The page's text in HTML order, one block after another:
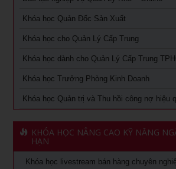
Khóa học livestream bán hàng chuyên
Cách đăng bán hàng trên Facebook hiệu
Khóa học Digital Marketing dành cho
Khoá học Kinh Doanh online chuyên
Khóa học Quản trị và Thu hồi công nợ
Chiến lược nguồn nhân lực trong thời kỳ
Kỹ Năng Lãnh Đạo Cao Cấp
khóa học kaizen 5s – hiểu đúng và làm
Khóa học Quản trị mua hàng
Khóa học Quản Đốc Sản Xuất
Khóa học cho Quản Lý Cấp Trung
Khóa học dành cho Quản Lý Cấp Trung
Khóa học Trưởng Phòng Kinh Doanh
Khóa học Quản trị và Thu hồi công nợ hiệu
KHÓA HỌC NÂNG CAO KỸ NĂNG
HẠN
Khóa học livestream bán hàng chuyên